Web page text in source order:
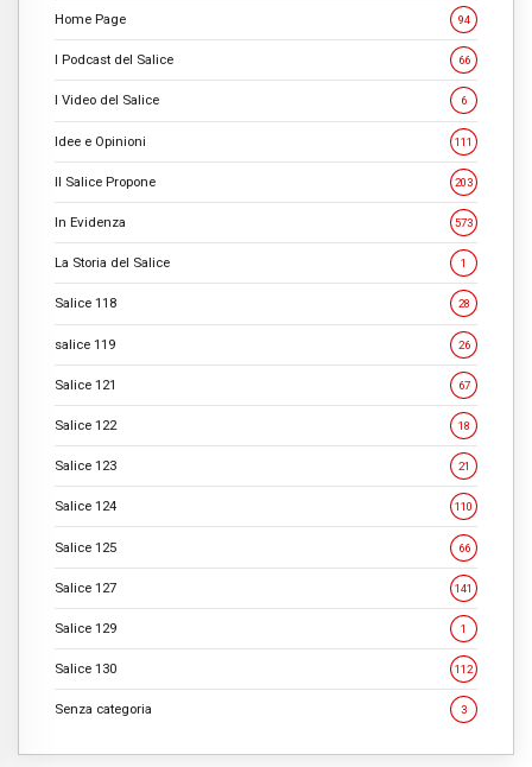
Home Page 94
I Podcast del Salice 66
I Video del Salice 6
Idee e Opinioni 111
Il Salice Propone 203
In Evidenza 573
La Storia del Salice 1
Salice 118 28
salice 119 26
Salice 121 67
Salice 122 18
Salice 123 21
Salice 124 110
Salice 125 66
Salice 127 141
Salice 129 1
Salice 130 112
Senza categoria 3